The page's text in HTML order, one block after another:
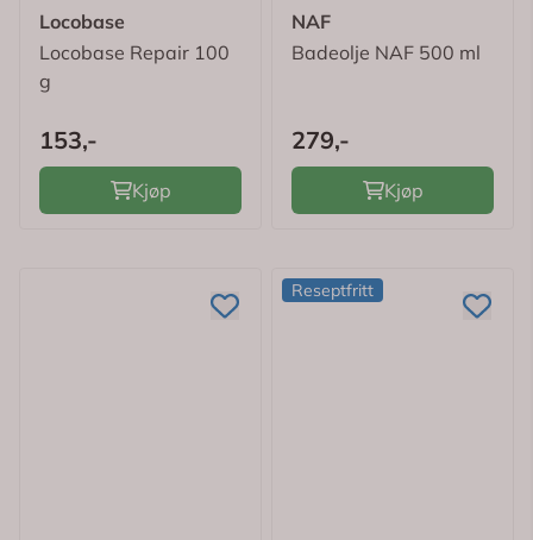
Locobase
Locobase Repair 100
g
153,-
Kjøp
NAF
Badeolje NAF 500 ml
279,-
Kjøp
Reseptfritt